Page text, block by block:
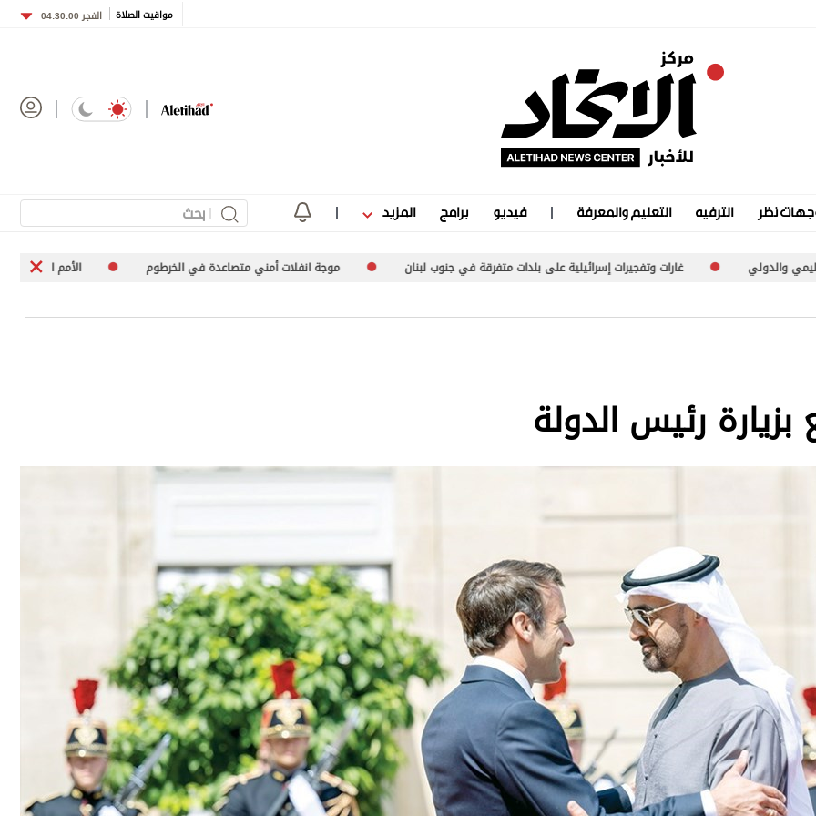
مواقيت الصلاة الفجر 04:30:00
نظر الترفيه التعليم والمعرفة فيديو برامج المزيد
غارات وتفجيرات إسرائيلية على بلدات متفرقة في جنوب لبنان موجة انفلات أمني متصاعدة في الخرطوم الأمم المتحدة تعرب عن قلقها إزاء ارتفاع
رئيس الدولة